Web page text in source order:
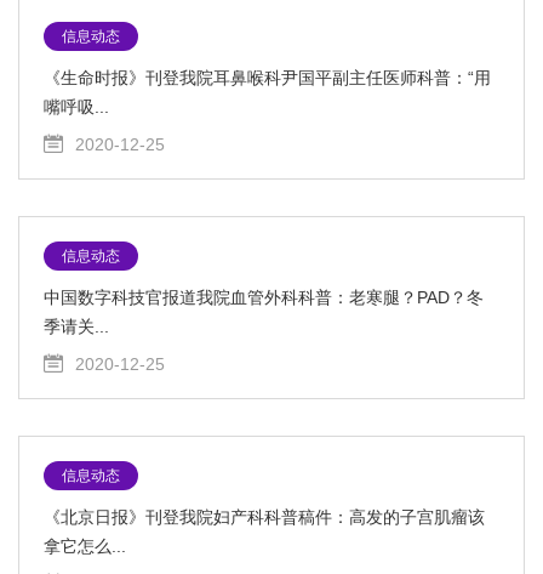
信息动态
《生命时报》刊登我院耳鼻喉科尹国平副主任医师科普：“用
嘴呼吸...
2020-12-25
信息动态
中国数字科技官报道我院血管外科科普：老寒腿？PAD？冬
季请关...
2020-12-25
信息动态
《北京日报》刊登我院妇产科科普稿件：高发的子宫肌瘤该
拿它怎么...